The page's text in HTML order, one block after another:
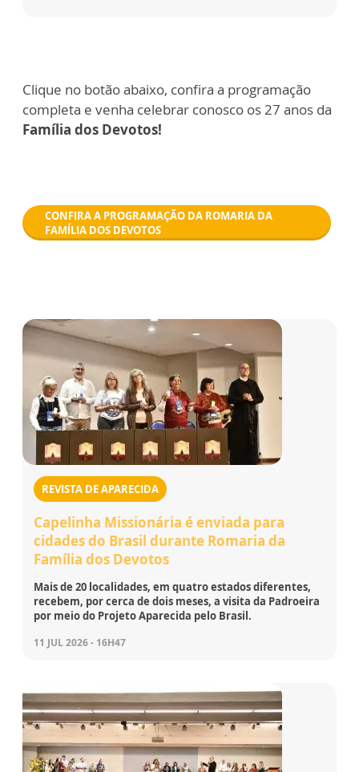
Clique no botão abaixo, confira a programação
completa e venha celebrar conosco os 27 anos da
Família dos Devotos!
CONFIRA A PROGRAMAÇÃO DA ROMARIA DA
FAMÍLIA DOS DEVOTOS
REVISTA DE APARECIDA
Capelinha Missionária é enviada para
cidades do Brasil durante Romaria da
Família dos Devotos
Mais de 20 localidades, em quatro estados diferentes,
recebem, por cerca de dois meses, a visita da Padroeira
por meio do Projeto Aparecida pelo Brasil.
11 JUL 2026 - 16H47